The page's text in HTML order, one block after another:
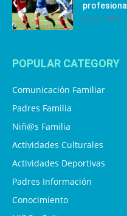
profesional
4 julio, 2019
POPULAR CATEGORY
Comunicación Familiar
Padres Familia
Niñ@s Familia
Actividades Culturales
Actividades Deportivas
Padres Información
Conocimiento